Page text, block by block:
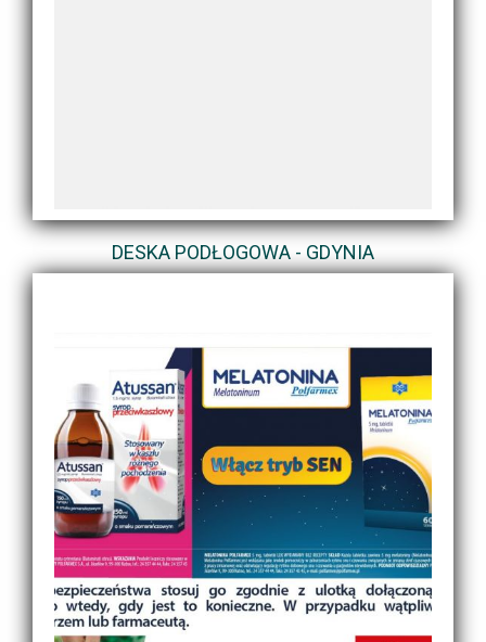
DESKA PODŁOGOWA - GDYNIA